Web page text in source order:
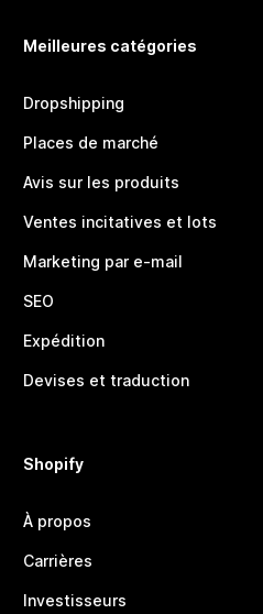
Meilleures catégories
Dropshipping
Places de marché
Avis sur les produits
Ventes incitatives et lots
Marketing par e-mail
SEO
Expédition
Devises et traduction
Shopify
À propos
Carrières
Investisseurs